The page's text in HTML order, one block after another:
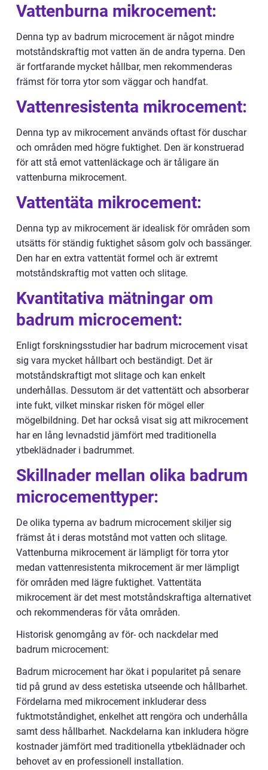
Vattenburna mikrocement:
Denna typ av badrum microcement är något mindre
motståndskraftig mot vatten än de andra typerna. Den
är fortfarande mycket hållbar, men rekommenderas
främst för torra ytor som väggar och handfat.
Vattenresistenta mikrocement:
Denna typ av mikrocement används oftast för duschar
och områden med högre fuktighet. Den är konstruerad
för att stå emot vattenläckage och är tåligare än
vattenburna mikrocement.
Vattentäta mikrocement:
Denna typ av mikrocement är idealisk för områden som
utsätts för ständig fuktighet såsom golv och bassänger.
Den har en extra vattentät formel och är extremt
motståndskraftig mot vatten och slitage.
Kvantitativa mätningar om
badrum microcement:
Enligt forskningsstudier har badrum microcement visat
sig vara mycket hållbart och beständigt. Det är
motståndskraftigt mot slitage och kan enkelt
underhållas. Dessutom är det vattentätt och absorberar
inte fukt, vilket minskar risken för mögel eller
mögelbildning. Det har också visat sig att mikrocement
har en lång levnadstid jämfört med traditionella
ytbeklädnader i badrummet.
Skillnader mellan olika badrum
microcementtyper:
De olika typerna av badrum microcement skiljer sig
främst åt i deras motstånd mot vatten och slitage.
Vattenburna mikrocement är lämpligt för torra ytor
medan vattenresistenta mikrocement är mer lämpligt
för områden med lägre fuktighet. Vattentäta
mikrocement är det mest motståndskraftiga alternativet
och rekommenderas för våta områden.
Historisk genomgång av för- och nackdelar med
badrum microcement:
Badrum microcement har ökat i popularitet på senare
tid på grund av dess estetiska utseende och hållbarhet.
Fördelarna med mikrocement inkluderar dess
fuktmotståndighet, enkelhet att rengöra och underhålla
samt dess hållbarhet. Nackdelarna kan inkludera högre
kostnader jämfört med traditionella ytbeklädnader och
behovet av en professionell installation.